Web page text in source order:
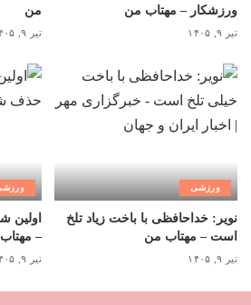
ورزشکار – مهتاب من
تیر ۹, ۱۴۰۵
من
تیر ۹, ۱۴۰۵
ورزشی
نویر: خداحافظی با باخت زیاد تلخ
است – مهتاب من
تیر ۹, ۱۴۰۵
اولین
–
تیر ۹, ۱۴۰۵